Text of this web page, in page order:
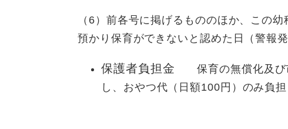
（6）前各号に掲げるもののほか、この
預かり保育ができないと認めた日（警報
保護者負担金 保育の無償化及び
し、おやつ代（日額100円）のみ負担